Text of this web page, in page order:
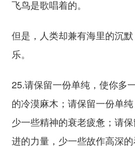
飞鸟是歌唱着的。
但是，人类却兼有海里的沉
乐。
25.请保留一份单纯，使你多
的冷漠麻木；请保留一份单
少一些精神的衰老疲惫；请
进的力量，少一些故作高深的